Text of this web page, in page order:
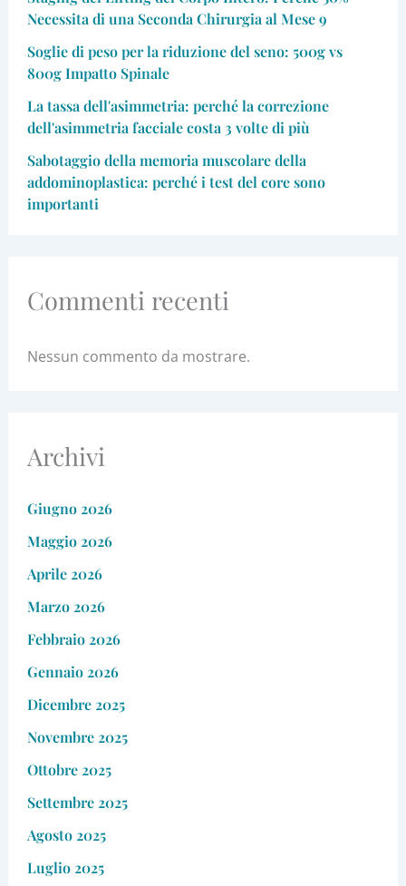
Necessita di una Seconda Chirurgia al Mese 9
Soglie di peso per la riduzione del seno: 500g vs
800g Impatto Spinale
La tassa dell'asimmetria: perché la correzione
dell'asimmetria facciale costa 3 volte di più
Sabotaggio della memoria muscolare della
addominoplastica: perché i test del core sono
importanti
Commenti recenti
Nessun commento da mostrare.
Archivi
Giugno 2026
Maggio 2026
Aprile 2026
Marzo 2026
Febbraio 2026
Gennaio 2026
Dicembre 2025
Novembre 2025
Ottobre 2025
Settembre 2025
Agosto 2025
Luglio 2025